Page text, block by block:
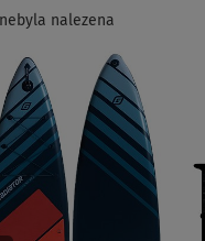
nalezena